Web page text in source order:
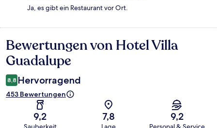
Ja, es gibt ein Restaurant vor Ort.
Bewertungen
Bewertungen von Hotel Villa
Guadalupe
8,8 Hervorragend
453 Bewertungen
9,2 7,8 9,2